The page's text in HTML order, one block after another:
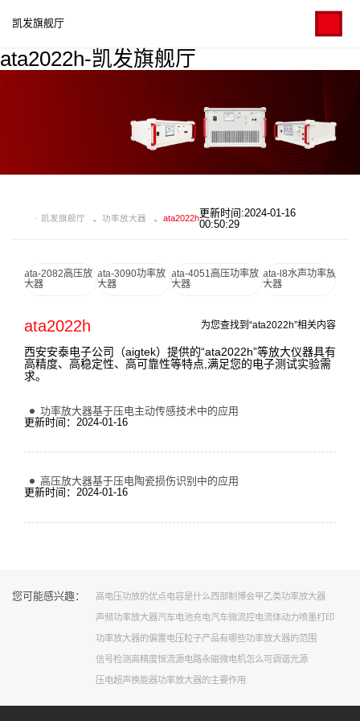
ata2022h-凯发旗舰厅
凯发旗舰厅
凯发旗舰厅 功率放大器 ata2022h更新时间:2024-01-16
00:50:29
ata-2082高压放
大器
ata-3090功率放
大器
ata-4051高压功率放
大器
ata-l8水声功率放
大器
ata2022h 为您查找到“ata2022h”相关内容
西安安泰电子公司（aigtek）提供的“ata2022h”等放大仪器具有
高精度、高稳定性、高可靠性等特点,满足您的电子测试实验需
求。
功率放大器基于压电主动传感技术中的应用
更新时间：2024-01-16
高压放大器基于压电陶瓷损伤识别中的应用
更新时间：2024-01-16
您可能感兴趣： 高电压功放的优点电容是什么西部制博会甲乙类功率放大器
声频功率放大器汽车电池充电汽车微流控电流体动力喷墨打印
功率放大器的偏置电压粒子产品有哪些功率放大器的范围
信号检测 高精度恒流源电路永磁微电机怎么可调谐光源
压电超声换能器功率放大器的主要作用